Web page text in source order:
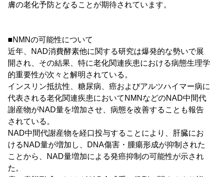
膚の老化予防となることが期待されています。
■NMNの可能性について
近年、NAD消費酵素他に関する研究は爆発的な勢いで展
開され、その結果、特に老化関連疾患における病態生理学
的重要性が次々と解明されている。
インスリン抵抗性、糖尿病、癌およびアルツハイマー病に
代表される老化関連疾患においてNMNなどのNAD中間代
謝産物がNAD量を増加させ、病態を改善することも報告
されている。
NAD中間代謝産物を経口投与することにより、肝臓にお
けるNAD量が増加し、DNA傷害・腫瘍形成が抑制された
ことから、NAD量増加による発癌抑制の可能性が示され
た。